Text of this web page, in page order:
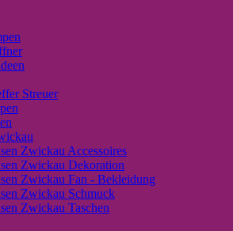
Streuer
Zwickau Accessoires
Zwickau Dekoration
Zwickau Fan - Bekleidung
Zwickau Schmuck
Zwickau Taschen